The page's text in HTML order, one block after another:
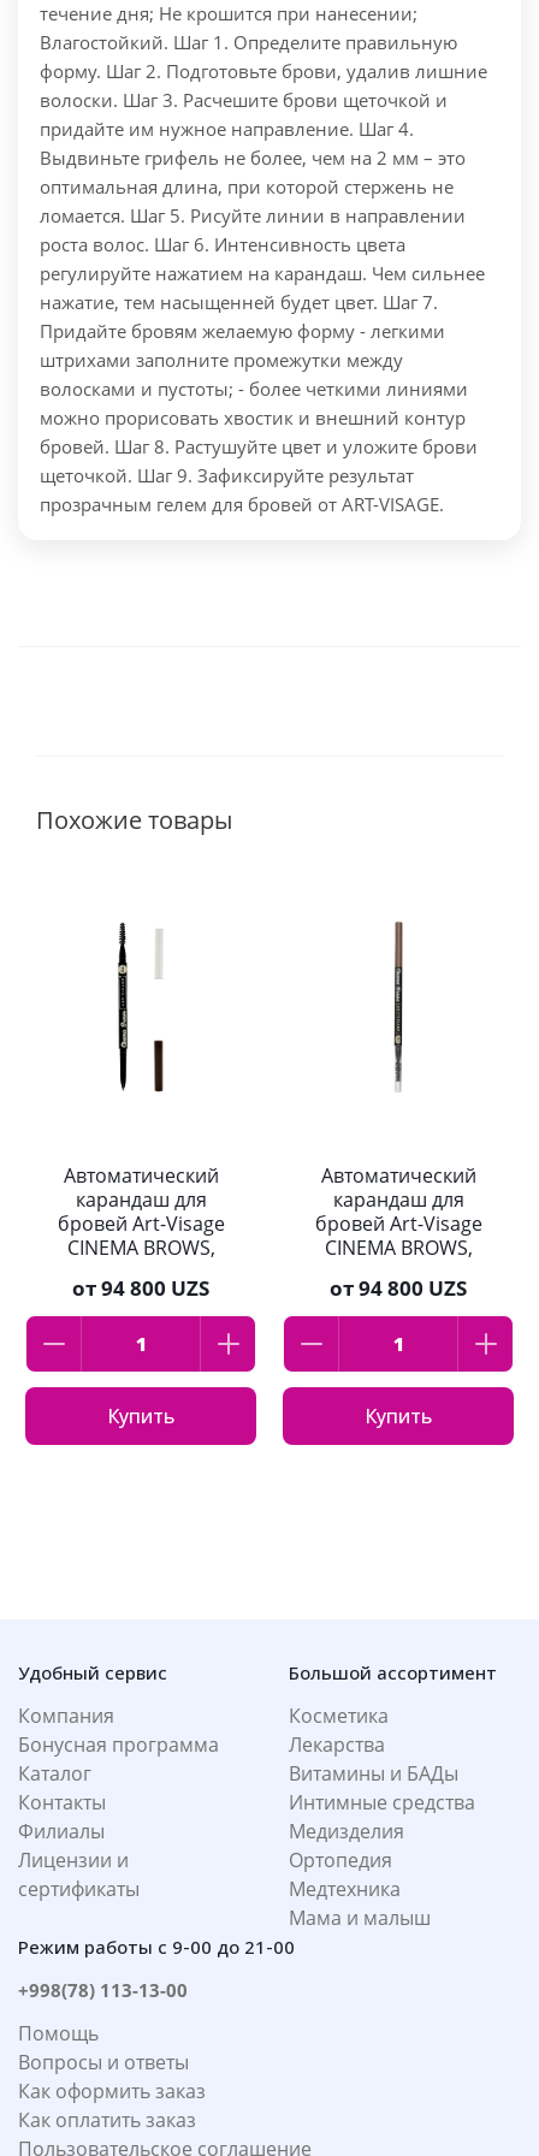
течение дня; Не крошится при нанесении;
Влагостойкий. Шаг 1. Определите правильную
форму. Шаг 2. Подготовьте брови, удалив лишние
волоски. Шаг 3. Расчешите брови щеточкой и
придайте им нужное направление. Шаг 4.
Выдвиньте грифель не более, чем на 2 мм – это
оптимальная длина, при которой стержень не
ломается. Шаг 5. Рисуйте линии в направлении
роста волос. Шаг 6. Интенсивность цвета
регулируйте нажатием на карандаш. Чем сильнее
нажатие, тем насыщенней будет цвет. Шаг 7.
Придайте бровям желаемую форму - легкими
штрихами заполните промежутки между
волосками и пустоты; - более четкими линиями
можно прорисовать хвостик и внешний контур
бровей. Шаг 8. Растушуйте цвет и уложите брови
щеточкой. Шаг 9. Зафиксируйте результат
прозрачным гелем для бровей от ART-VISAGE.
Похожие товары
Автоматический
карандаш для
бровей Art-Visage
CINEMA BROWS,
от94 800 UZS
Купить
Автоматический
карандаш для
бровей Art-Visage
CINEMA BROWS,
Пепельно-русый
от94 800 UZS
Купить
Удобный сервис
Компания
Бонусная программа
Каталог
Контакты
Филиалы
Лицензии и
сертификаты
Большой ассортимент
Косметика
Лекарства
Витамины и БАДы
Интимные средства
Медизделия
Ортопедия
Медтехника
Мама и малыш
Режим работы с 9-00 до 21-00
+998(78) 113-13-00
Помощь
Вопросы и ответы
Как оформить заказ
Как оплатить заказ
Пользовательское соглашение